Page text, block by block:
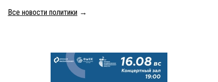
Все новости политики →